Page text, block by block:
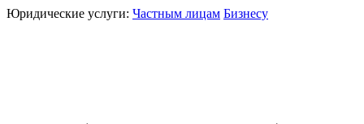
Юридические услуги: Частным лицам Бизнесу